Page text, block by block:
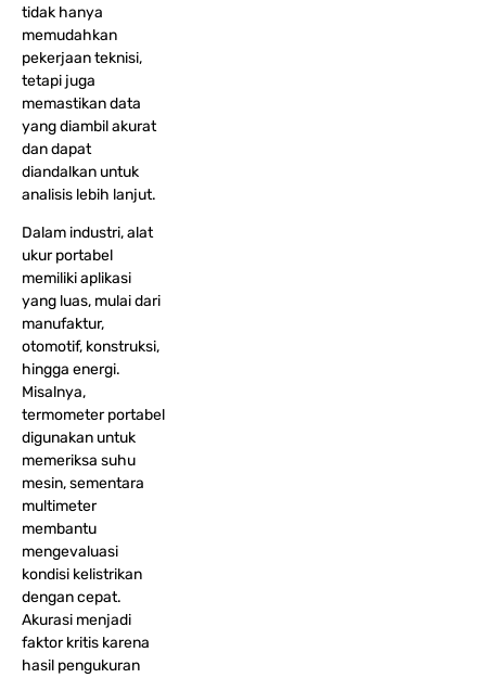
tidak hanya
memudahkan
pekerjaan teknisi,
tetapi juga
memastikan data
yang diambil akurat
dan dapat
diandalkan untuk
analisis lebih lanjut.
Dalam industri, alat
ukur portabel
memiliki aplikasi
yang luas, mulai dari
manufaktur,
otomotif, konstruksi,
hingga energi.
Misalnya,
termometer portabel
digunakan untuk
memeriksa suhu
mesin, sementara
multimeter
membantu
mengevaluasi
kondisi kelistrikan
dengan cepat.
Akurasi menjadi
faktor kritis karena
hasil pengukuran